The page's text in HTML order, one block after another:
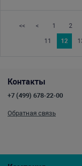
<< < 1 2
11 12
Контакты
+7 (499) 678-22-00
Обратная связь